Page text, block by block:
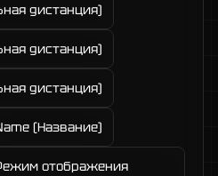
дистанция)
дистанция)
дистанция)
(Название)
отображения